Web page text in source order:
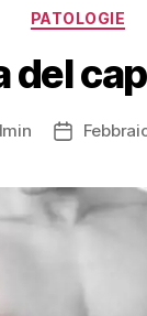
PATOLOGIE
del